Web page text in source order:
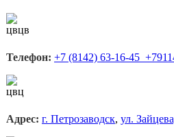
Телефон: +7 (8142) 63-16-45
Адрес: г. Петрозаводск, ул.